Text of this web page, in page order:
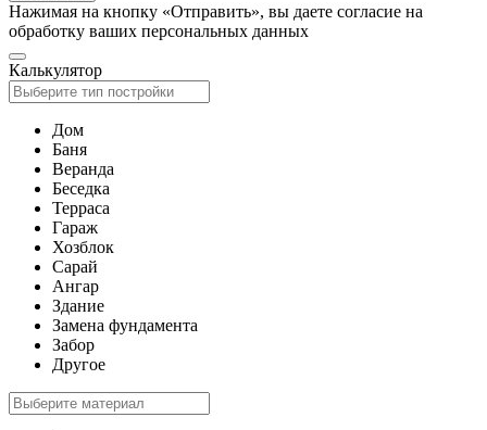
Нажимая на кнопку «Отправить», вы даете согласие на
обработку ваших персональных данных
Калькулятор
Дом
Баня
Веранда
Беседка
Терраса
Гараж
Хозблок
Сарай
Ангар
Здание
Замена фундамента
Забор
Другое